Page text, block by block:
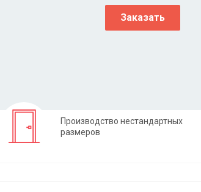
Заказать
Производство нестандартных
размеров